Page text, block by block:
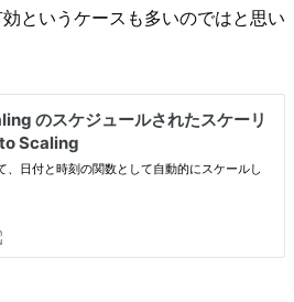
というケースも多いのではと思い